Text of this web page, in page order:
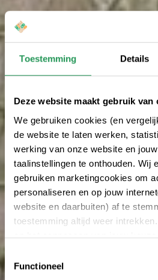
Toestemming Details
Deze website maakt gebruik van
We gebruiken cookies (en
de website te laten werken,
werking van onze website en
taalinstellingen te onthouden. Wij
gebruiken marketingcookies om
personaliseren en op jouw
website en daarbuiten) af te
toestemming altijd weer
Functioneel